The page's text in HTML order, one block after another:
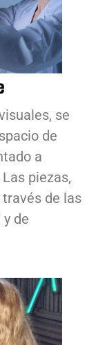
se
de
a
piezas,
de las
de